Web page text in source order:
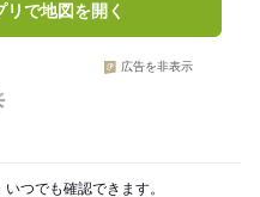
で地図を開く
広告を非表示
つでも確認できます。